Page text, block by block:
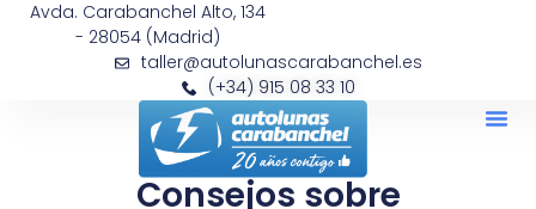
Avda. Carabanchel Alto, 134
- 28054 (Madrid)
taller@autolunascarabanchel.es
(+34) 915 08 33 10
Consejos sobre